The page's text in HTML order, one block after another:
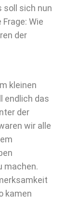
soll sich nun
Wie
der
kleinen
endlich das
der
wir alle
machen.
kamen